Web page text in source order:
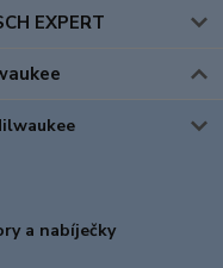
EXPERT
a nabíječky